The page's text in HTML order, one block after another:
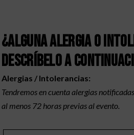
¿Alguna alergia o
Descríbelo a
Alergias / Intolerancias:
Tendremos en cuenta alergias
al menos 72 horas previas al evento.